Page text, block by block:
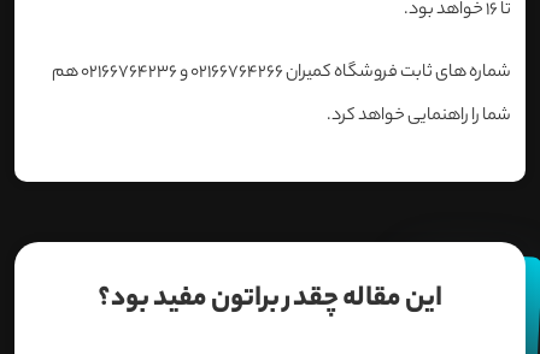
تا 16 خواهد بود.
شماره های ثابت فروشگاه کمیران 02166764266 و 02166764236 هم
شما را راهنمایی خواهد کرد.
این مقاله چقدر براتون مفید بود؟